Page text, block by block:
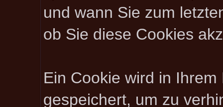
und wann Sie zum
ob Sie diese Cookies
Ein Cookie wird in
gespeichert, um zu